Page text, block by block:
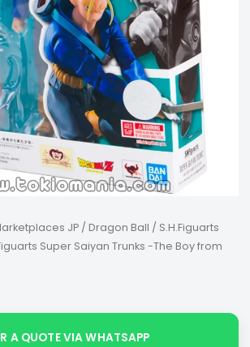
JP/ Dragon Ball / S.H.Figuarts
Super Saiyan Trunks -The Boy from
A QUOTE VIA WHATSAPP